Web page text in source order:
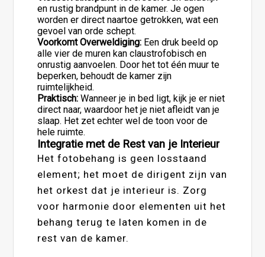
en rustig brandpunt in de kamer. Je ogen
worden er direct naartoe getrokken, wat een
gevoel van orde schept.
Voorkomt Overweldiging: Een druk beeld op
alle vier de muren kan claustrofobisch en
onrustig aanvoelen. Door het tot één muur te
beperken, behoudt de kamer zijn
ruimtelijkheid.
Praktisch: Wanneer je in bed ligt, kijk je er niet
direct naar, waardoor het je niet afleidt van je
slaap. Het zet echter wel de toon voor de
hele ruimte.
Integratie met de Rest van je Interieur
Het fotobehang is geen losstaand
element; het moet de dirigent zijn van
het orkest dat je interieur is. Zorg
voor harmonie door elementen uit het
behang terug te laten komen in de
rest van de kamer.